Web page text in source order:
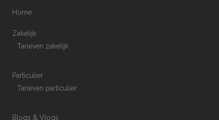
Home
Zakelijk
Tarieven zakelijk
Particulier
Tarieven particulier
Blogs & Vlogs